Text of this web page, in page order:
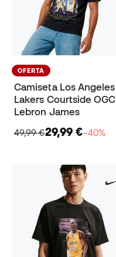
OFERTA
Camiseta Los Angeles
Lakers Courtside OGC
Lebron James
49,99 €29,99 €−40%